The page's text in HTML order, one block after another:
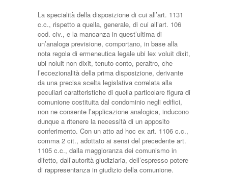
La specialità della disposizione di cui all’art. 1131
c.c., rispetto a quella, generale, di cui all’art. 106
cod. civ., e la mancanza in quest’ultima di
un’analoga previsione, comportano, in base alla
nota regola di ermeneutica legale ubi lex voluit dixit,
ubi noluit non dixit, tenuto conto, peraltro, che
l’eccezionalità della prima disposizione, derivante
da una precisa scelta legislativa correlata alla
peculiari caratteristiche di quella particolare figura di
comunione costituita dal condominio negli edifici,
non ne consente l’applicazione analogica, inducono
dunque a ritenere la necessità di un apposito
conferimento. Con un atto ad hoc ex art. 1106 c.c.,
comma 2 cit., adottato ai sensi del precedente art.
1105 c.c., dalla maggioranza dei comunismo in
difetto, dall’autorità giudiziaria, dell’espresso potere
di rappresentanza in giudizio della comunione.